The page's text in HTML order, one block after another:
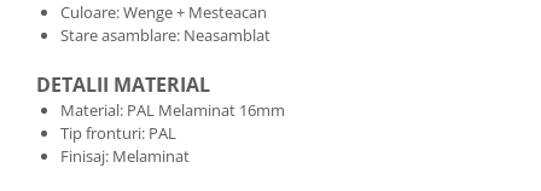
Culoare: Wenge + Mesteacan
Stare asamblare: Neasamblat
DETALII MATERIAL
Material: PAL Melaminat 16mm
Tip fronturi: PAL
Finisaj: Melaminat